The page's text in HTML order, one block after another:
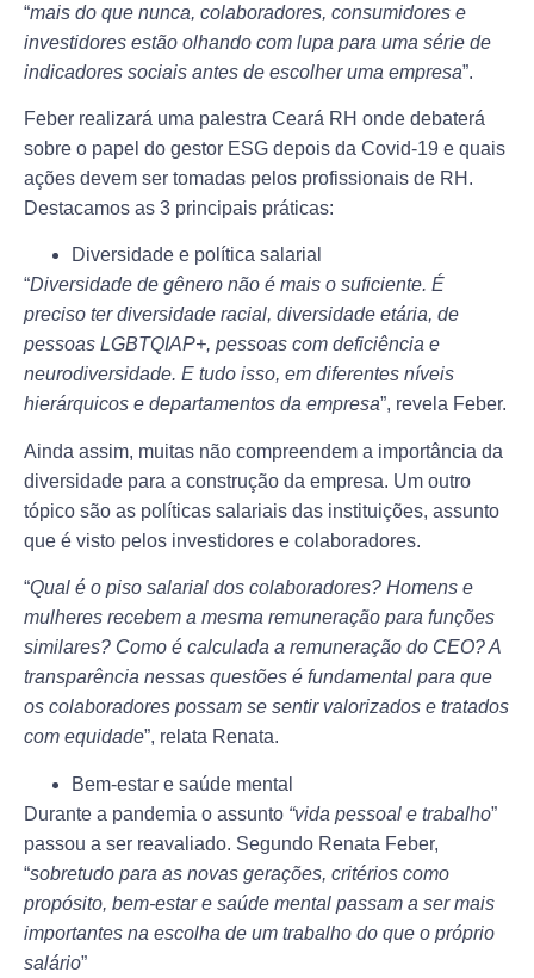
“mais do que nunca, colaboradores, consumidores e
investidores estão olhando com lupa para uma série de
indicadores sociais antes de escolher uma empresa”.
Feber realizará uma palestra Ceará RH onde debaterá
sobre o papel do gestor ESG depois da Covid-19 e quais
ações devem ser tomadas pelos profissionais de RH.
Destacamos as 3 principais práticas:
Diversidade e política salarial
“Diversidade de gênero não é mais o suficiente. É
preciso ter diversidade racial, diversidade etária, de
pessoas LGBTQIAP+, pessoas com deficiência e
neurodiversidade. E tudo isso, em diferentes níveis
hierárquicos e departamentos da empresa”, revela Feber.
Ainda assim, muitas não compreendem a importância da
diversidade para a construção da empresa. Um outro
tópico são as políticas salariais das instituições, assunto
que é visto pelos investidores e colaboradores.
“Qual é o piso salarial dos colaboradores? Homens e
mulheres recebem a mesma remuneração para funções
similares? Como é calculada a remuneração do CEO? A
transparência nessas questões é fundamental para que
os colaboradores possam se sentir valorizados e tratados
com equidade”, relata Renata.
Bem-estar e saúde mental
Durante a pandemia o assunto “vida pessoal e trabalho”
passou a ser reavaliado. Segundo Renata Feber,
“sobretudo para as novas gerações, critérios como
propósito, bem-estar e saúde mental passam a ser mais
importantes na escolha de um trabalho do que o próprio
salário”